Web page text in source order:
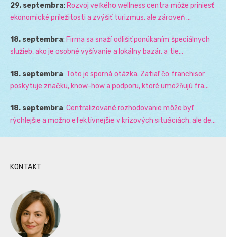
29. septembra: Rozvoj veľkého wellness centra môže priniesť
ekonomické príležitosti a zvýšiť turizmus, ale zároveň ...
18. septembra: Firma sa snaží odlišiť ponúkaním špeciálnych
služieb, ako je osobné vyšívanie a lokálny bazár, a tie...
18. septembra: Toto je sporná otázka. Zatiaľ čo franchisor
poskytuje značku, know-how a podporu, ktoré umožňujú fra...
18. septembra: Centralizované rozhodovanie môže byť
rýchlejšie a možno efektívnejšie v krízových situáciách, ale de...
KONTAKT